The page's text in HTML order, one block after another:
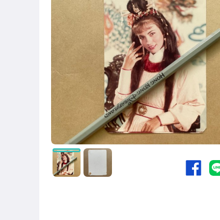
偶像、球員卡與郵幣
電玩遊戲與主機